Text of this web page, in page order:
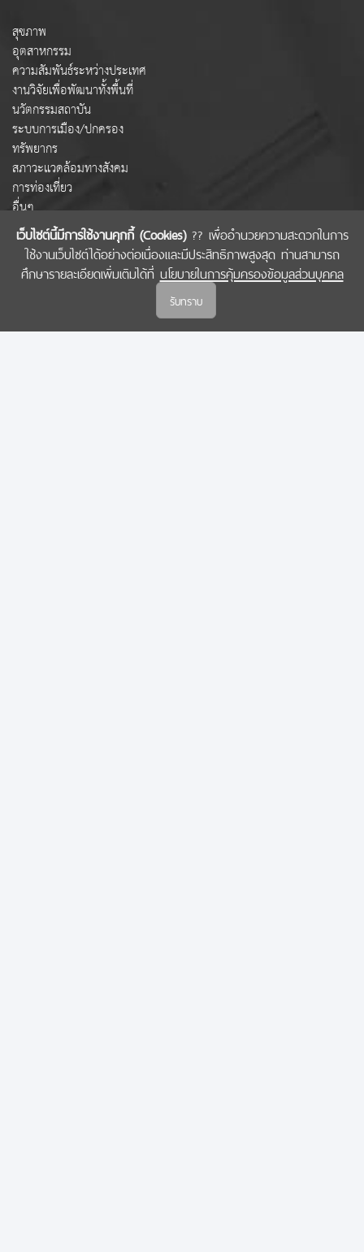
เว็บไซต์นี้มีการใช้งานคุกกี้ (Cookies)?? เพื่ออำนวยความสะดวกในการ
ใช้งานเว็บไซต์ได้อย่างต่อเนื่องและมีประสิทธิภาพสูงสุด ท่านสามารถ
ศึกษารายละเอียดเพิ่มเติมได้ที่ นโยบายในการคุ้มครองข้อมูลส่วนบุคคล
รับทราบ
สุขภาพ
อุตสาหกรรม
ความสัมพันธ์ระหว่างประเทศ
งานวิจัยเพื่อพัฒนาทั้งพื้นที่
นวัตกรรมสถาบัน
ระบบการเมือง/ปกครอง
ทรัพยากร
สภาวะแวดล้อมทางสังคม
การท่องเที่ยว
อื่นๆ
COPYRIGHT © 2022 สำนักงานคณะกรรมการส่งเสริมวิทยาศาสตร์ วิจัยและนวัตกรรม
(สกสว.)
นโยบายในการคุ้มครองข้อมูลส่วนบุคคล